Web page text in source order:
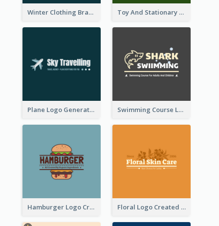
Winter Clothing Brand Logo Generated With Illustrations Of Wolf And Plant Toy And Stationary Store Logo Created With Decorations Of Fairy And Stars
Plane Logo Generated For Travel Agency Swimming Course Logo Designed With Cartoon Illustration Of Shark
Hamburger Logo Created For Western Restaurant Floral Logo Created For Skin Care Shop In Orange And White